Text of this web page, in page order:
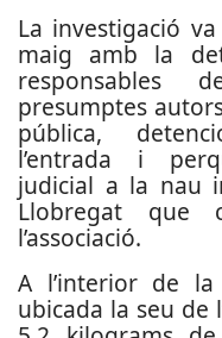
La investigació
maig amb la
responsables
presumptes
pública,
l’entrada i
judicial a la nau
Llobregat
l’associació.
A l’interior de
ubicada la seu de